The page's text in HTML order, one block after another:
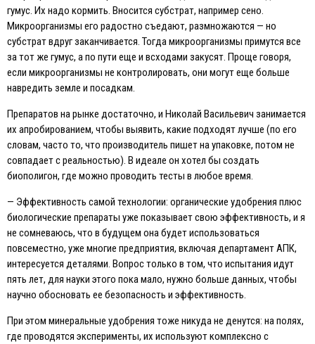
гумус. Их надо кормить. Вносится субстрат, например сено.
Микроорганизмы его радостно съедают, размножаются — но
субстрат вдруг заканчивается. Тогда микроорганизмы примутся все
за тот же гумус, а по пути еще и всходами закусят. Проще говоря,
если микроорганизмы не контролировать, они могут еще больше
навредить земле и посадкам.
Препаратов на рынке достаточно, и Николай Васильевич занимается
их апробированием, чтобы выявить, какие подходят лучше (по его
словам, часто то, что производитель пишет на упаковке, потом не
совпадает с реальностью). В идеале он хотел бы создать
биополигон, где можно проводить тесты в любое время.
— Эффективность самой технологии: органические удобрения плюс
биологические препараты уже показывает свою эффективность, и я
не сомневаюсь, что в будущем она будет использоваться
повсеместно, уже многие предприятия, включая департамент АПК,
интересуется деталями. Вопрос только в том, что испытания идут
пять лет, для науки этого пока мало, нужно больше данных, чтобы
научно обосновать ее безопасность и эффективность.
При этом минеральные удобрения тоже никуда не денутся: на полях,
где проводятся эксперименты, их используют комплексно с